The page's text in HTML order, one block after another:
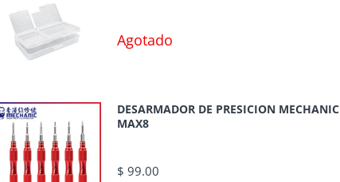
Agotado
DESARMADOR DE PRESICION MECHANIC
MAX8
$ 99.00